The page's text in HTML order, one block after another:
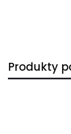
Produkty